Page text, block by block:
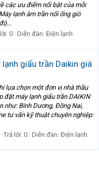
các ưu điểm nổi bật của mỗi
lạnh âm trần nối ống gió
0 Diễn đàn: Điện lạnh
lạnh giấu trần Daikin giá
lựa chọn một đơn vị nhà thầu
đặt máy lạnh giấu trần DAIKIN
như: Bình Dương, Đồng Nai,
tư vấn kỹ thuật chuyên nghiệp:
Trả lời: 0 Diễn đàn: Điện lạnh